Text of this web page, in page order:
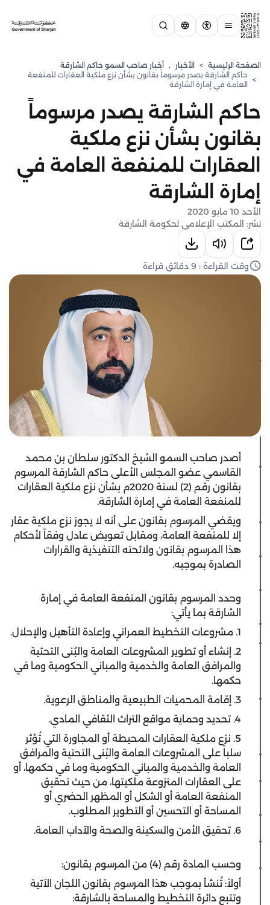
الصفحة الرئيسية > الأخبار , أخبار صاحب السمو حاكم الشارقة
>
حاكم الشارقة يصدر مرسوماً بقانون بشأن نزع ملكية العقارات للمنفعة
العامة في إمارة الشارقة
حاكم الشارقة يصدر مرسوماً
بقانون بشأن نزع ملكية
العقارات للمنفعة العامة في
إمارة الشارقة
الأحد 10 مايو 2020
نشر: المكتب الإعلامي لحكومة الشارقة
وقت القراءة : 9 دقائق قراءة
أصدر صاحب السمو الشيخ الدكتور سلطان بن محمد
القاسمي عضو المجلس الأعلى حاكم الشارقة المرسوم
بقانون رقم (2) لسنة 2020م بشأن نزع ملكية العقارات
للمنفعة العامة في إمارة الشارقة.
ويقضي المرسوم بقانون على أنه لا يجوز نزع ملكية عقار
إلا للمنفعة العامة، ومقابل تعويض عادل وفقاً لأحكام
هذا المرسوم بقانون ولائحته التنفيذية والقرارات
الصادرة بموجبه.
وحدد المرسوم بقانون المنفعة العامة في إمارة
الشارقة بما يأتي:
1. مشروعات التخطيط العمراني وإعادة التأهيل والإحلال.
2. إنشاء أو تطوير المشروعات العامة والبُنى التحتية
والمرافق العامة والخدمية والمباني الحكومية وما في
حكمها.
3. إقامة المحميات الطبيعية والمناطق الرعوية.
4. تحديد وحماية مواقع التراث الثقافي المادي.
5. نزع ملكية العقارات المحيطة أو المجاورة التي تُؤثر
سلباً على المشروعات العامة والبُنى التحتية والمرافق
العامة والخدمية والمباني الحكومية وما في حكمها، أو
على العقارات المنزوعة ملكيتها، من حيث تحقيق
المنفعة العامة أو الشكل أو المظهر الحضري أو
المساحة أو التحسين أو التطوير المطلوب.
6. تحقيق الأمن والسكينة والصحة والآداب العامة.
وحسب المادة رقم (4) من المرسوم بقانون:
أولاً: تُنشأ بموجب هذا المرسوم بقانون اللجان الآتية
وتتبع دائرة التخطيط والمساحة بالشارقة: